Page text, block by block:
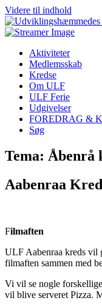
Videre til indhold
Aktiviteter
Medlemsskab
Kredse
Om ULF
ULF Ferie
Udgivelser
FOREDRAG &
Søg
Tema: Åbenrå
Aabenraa
Filmaften
ULF Aabenraa kreds vil
filmaften sammen med
Vi vil se nogle
vil blive serveret Pizza.